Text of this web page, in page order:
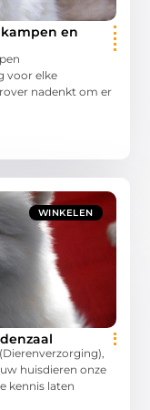
en
voor elke
nadenkt om er
WINKELEN
huisdieren onze
kennis laten